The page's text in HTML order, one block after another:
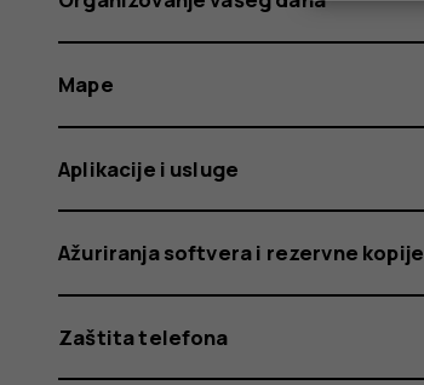
Mape
Aplikacije i usluge
Ažuriranja softvera i rezervne kopije
Zaštita telefona